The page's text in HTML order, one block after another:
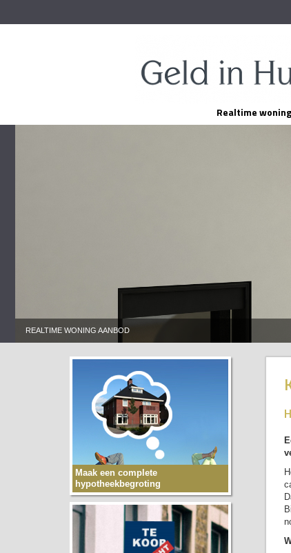
Realtime
REALTIME WONING AANBOD
Maak een complete
hypotheekbegroting